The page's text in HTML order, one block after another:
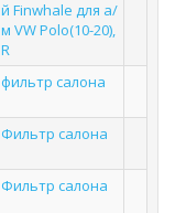
й Finwhale для а/
м VW Polo(10-20),
R
фильтр салона
Фильтр салона
Фильтр салона